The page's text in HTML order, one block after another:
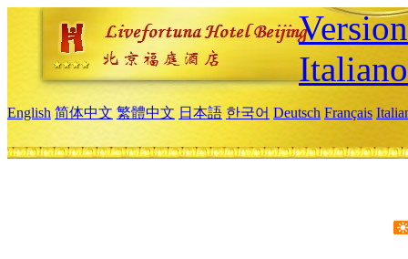
Italiano
English 简体中文 繁體中文 日本語 한국어 Deutsch Français